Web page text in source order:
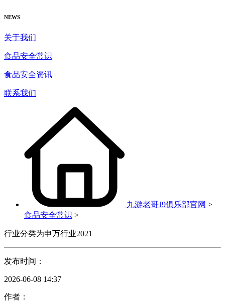
NEWS
关于我们
食品安全常识
食品安全资讯
联系我们
九游老哥J9俱乐部官网 >
食品安全常识 >
行业分类为申万行业2021
发布时间：
2026-06-08 14:37
作者：